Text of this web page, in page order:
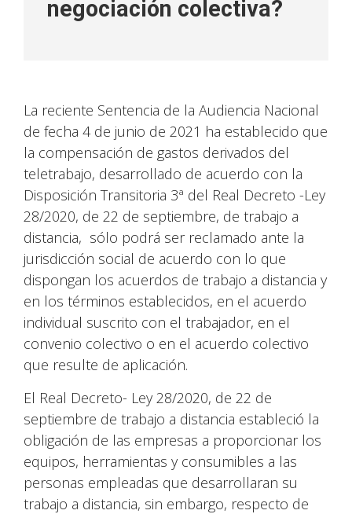
negociación colectiva?
La reciente Sentencia de la Audiencia Nacional
de fecha 4 de junio de 2021 ha establecido que
la compensación de gastos derivados del
teletrabajo, desarrollado de acuerdo con la
Disposición Transitoria 3ª del Real Decreto -Ley
28/2020, de 22 de septiembre, de trabajo a
distancia, sólo podrá ser reclamado ante la
jurisdicción social de acuerdo con lo que
dispongan los acuerdos de trabajo a distancia y
en los términos establecidos, en el acuerdo
individual suscrito con el trabajador, en el
convenio colectivo o en el acuerdo colectivo
que resulte de aplicación.
El Real Decreto- Ley 28/2020, de 22 de
septiembre de trabajo a distancia estableció la
obligación de las empresas a proporcionar los
equipos, herramientas y consumibles a las
personas empleadas que desarrollaran su
trabajo a distancia, sin embargo, respecto de